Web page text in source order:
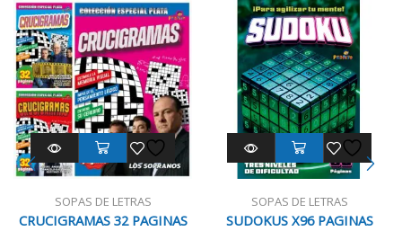
SOPAS DE LETRAS
CRUCIGRAMAS 32 PAGINAS
SOPAS DE LETRAS
SUDOKUS X96 PAGINAS